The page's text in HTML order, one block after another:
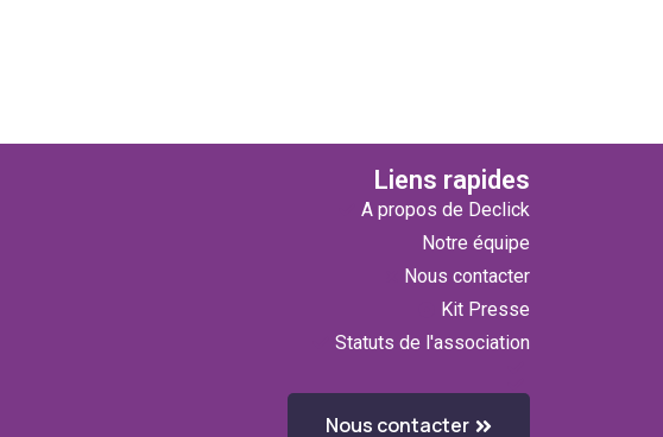
Liens rapides
A propos de Declick
Notre équipe
Nous contacter
Kit Presse
Statuts de l'association
Nous contacter